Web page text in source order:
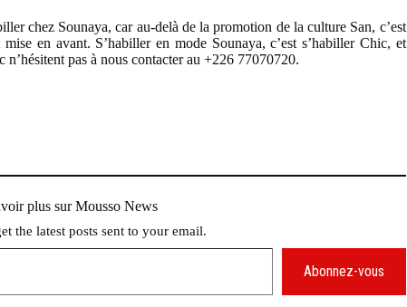
chez Sounaya, car au-delà de la promotion de la culture San, c’est
en avant. S’habiller en mode Sounaya, c’est s’habiller Chic, et
pas à nous contacter au +226 77070720.
plus sur Mousso News
the latest posts sent to your email.
Abonnez-vous